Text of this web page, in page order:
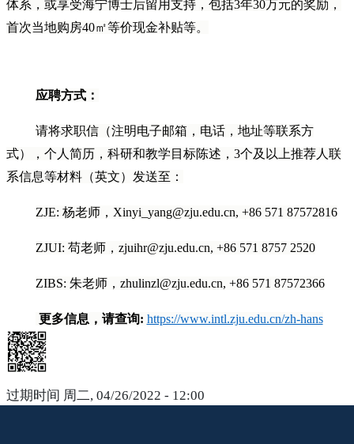
体系，或享受海宁博士后留用支持，包括3年30万元的奖励，
首次当地购房40㎡等价现金补贴等。
应聘方式：
请将求职信（注明电子邮箱，电话，地址等联系方
式），个人简历，科研和教学目标陈述，3个及以上推荐人联
系信息等材料（英文）发送至：
ZJE: 杨老师，Xinyi_yang@zju.edu.cn, +86 571 87572816
ZJUI: 苟老师，zjuihr@zju.edu.cn, +86 571 8757 2520
ZIBS: 朱老师，zhulinzl@zju.edu.cn, +86 571 87572366
更多信息，请查询: https://www.intl.zju.edu.cn/zh-hans
过期时间 周二, 04/26/2022 - 12:00